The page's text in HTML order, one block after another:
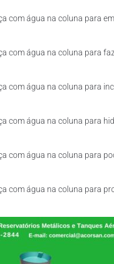
com água na coluna para
com água na coluna para
com água na coluna para
com água na coluna para
com água na coluna para
com água na coluna para